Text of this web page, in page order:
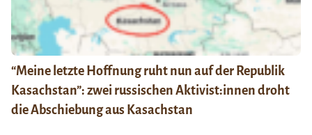
“Meine letzte Hoffnung ruht nun auf der Republik
Kasachstan”: zwei russischen Aktivist:innen droht
die Abschiebung aus Kasachstan